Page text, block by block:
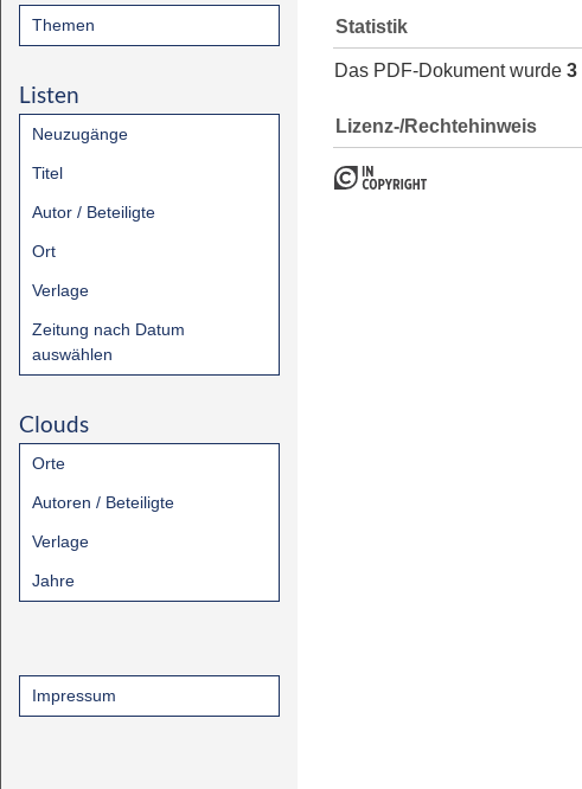
Themen
Listen
Neuzugänge
Titel
Autor / Beteiligte
Ort
Verlage
Zeitung nach Datum
auswählen
Clouds
Orte
Autoren / Beteiligte
Verlage
Jahre
Impressum
Statistik
Das PDF-Dokument wurde 3
Lizenz-/Rechtehinweis